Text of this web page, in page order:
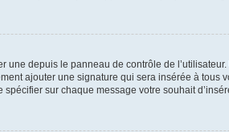
depuis le panneau de contrôle de
ajouter une signature qui sera insérée à
sur chaque message votre souhait